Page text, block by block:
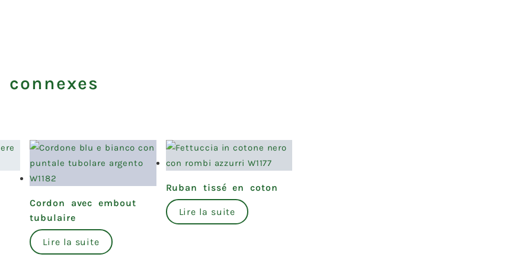
Cordon avec embout
tubulaire
Lire la suite
Ruban tissé en coton
Lire la suite